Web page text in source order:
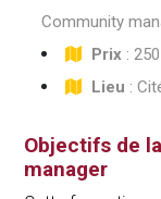
Community
Prix :
Lieu :
Objectifs de
manager